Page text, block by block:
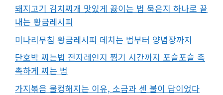
돼지고기 김치찌개 맛있게 끓이는 법 묵은지 하나로 끝
내는 황금레시피
미나리무침 황금레시피 데치는 법부터 양념장까지
단호박 찌는법 전자레인지 찜기 시간까지 포슬포슬 촉
촉하게 찌는 법
가지볶음 물컹해지는 이유, 소금과 센 불이 답이었다